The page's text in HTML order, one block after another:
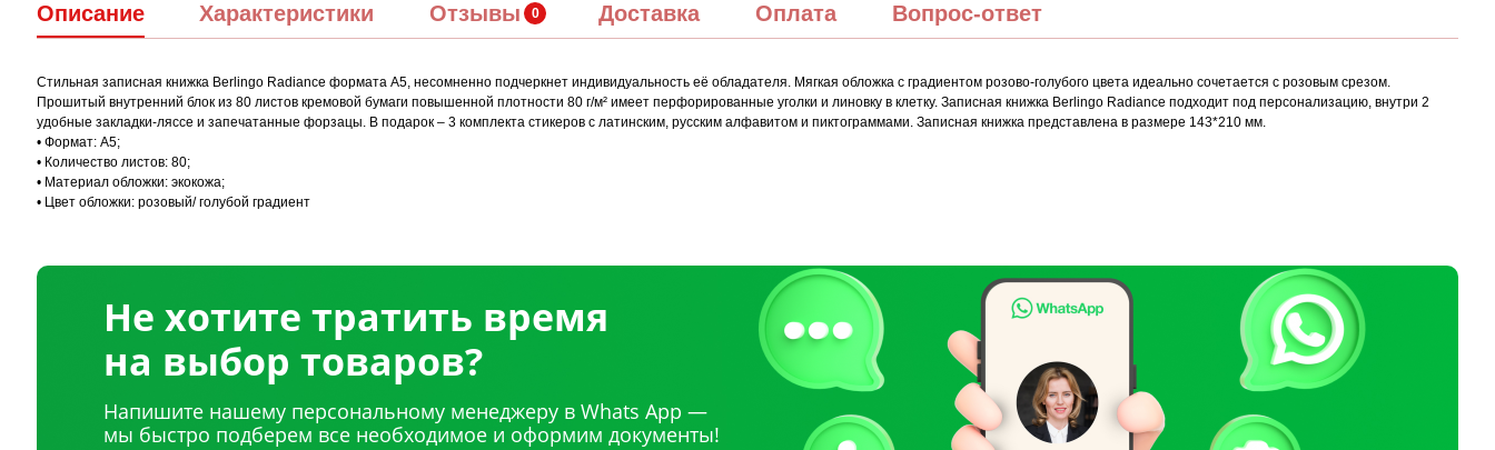
Описание Характеристики Отзывы Доставка Оплата Вопрос-ответ
Стильная записная книжка Berlingo Radiance формата А5, несомненно подчеркнет индивидуальность её обладателя. Мягкая обложка с градиентом розово-голубого цвета идеально сочетается с розовым срезом.
Прошитый внутренний блок из 80 листов кремовой бумаги повышенной плотности 80 г/м² имеет перфорированные уголки и линовку в клетку. Записная книжка Berlingo Radiance подходит под персонализацию, внутри 2
удобные закладки-ляссе и запечатанные форзацы. В подарок – 3 комплекта стикеров с латинским, русским алфавитом и пиктограммами. Записная книжка представлена в размере 143*210 мм.
• Формат: А5;
• Количество листов: 80;
• Материал обложки: экокожа;
• Цвет обложки: розовый/ голубой градиент
Не хотите тратить время
на выбор товаров?
Напишите нашему персональному менеджеру в Whats App —
мы быстро подберем все необходимое и оформим документы!